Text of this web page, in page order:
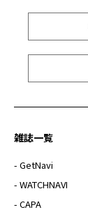
雑誌一覧
- GetNavi
- WATCHNAVI
- CAPA